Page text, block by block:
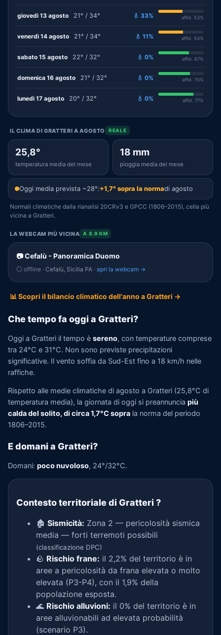
giovedì 13 agosto 21° / 34° 💧 33% affid. 53%
venerdì 14 agosto 21° / 34° 💧 11% affid. 54%
sabato 15 agosto 22° / 32° 💧 0% affid. 67%
domenica 16 agosto 21° / 32° 💧 0% affid. 70%
lunedì 17 agosto 20° / 32° 💧 0% affid. 77%
IL CLIMA DI GRATTERI A AGOSTO REALE
25,8°
temperatura media del mese
18 mm
pioggia media del mese
Oggi media prevista ~28°:+1,7° sopra la normadi agosto
Normali climatiche dalla rianalisi 20CRv3 e GPCC (1806–2015), cella più
vicina a Gratteri.
LA WEBCAM PIÙ VICINA A 8.9 KM
📷 Cefalù - Panoramica Duomo
⚪ offline · Cefalù, Sicilia PA · apri la webcam →
📊 Scopri il bilancio climatico dell'anno a Gratteri →
Che tempo fa oggi a Gratteri?
Oggi a Gratteri il tempo è sereno, con temperature comprese
tra 24°C e 31°C. Non sono previste precipitazioni
significative. Il vento soffia da Sud-Est fino a 18 km/h nelle
raffiche.
Rispetto alle medie climatiche di agosto a Gratteri (25,8°C di
temperatura media), la giornata di oggi si preannuncia più
calda del solito, di circa 1,7°C sopra la norma del periodo
1806–2015.
E domani a Gratteri?
Domani: poco nuvoloso, 24°/32°C.
Contesto territoriale di Gratteri ?
🏚️ Sismicità: Zona 2 — pericolosità sismica
media — forti terremoti possibili
(classificazione DPC)
🪨 Rischio frane: il 2,2% del territorio è in
aree a pericolosità da frana elevata o molto
elevata (P3-P4), con il 1,9% della
popolazione esposta.
🌊 Rischio alluvioni: il 0% del territorio è in
aree alluvionabili ad elevata probabilità
(scenario P3).